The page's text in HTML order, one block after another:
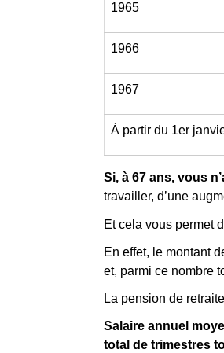
1965
1966
1967
À partir du 1er
Si, à 67 ans, vous
travailler, d’une
Et cela vous permet
En effet, le montant
et, parmi ce nombre
La pension de
Salaire annuel
total de trimestres